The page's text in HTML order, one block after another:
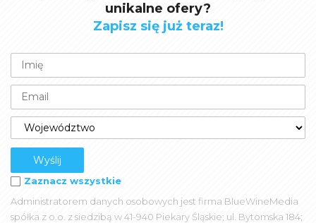
unikalne ofery?
Zapisz się już teraz!
Zaznacz wszystkie
Administratorem danych osobowych jest firma BlueWineMedia
spółka z o.o. z siedzibą w 41-940 Piekary Śląskie; ul. Bytomska 184;